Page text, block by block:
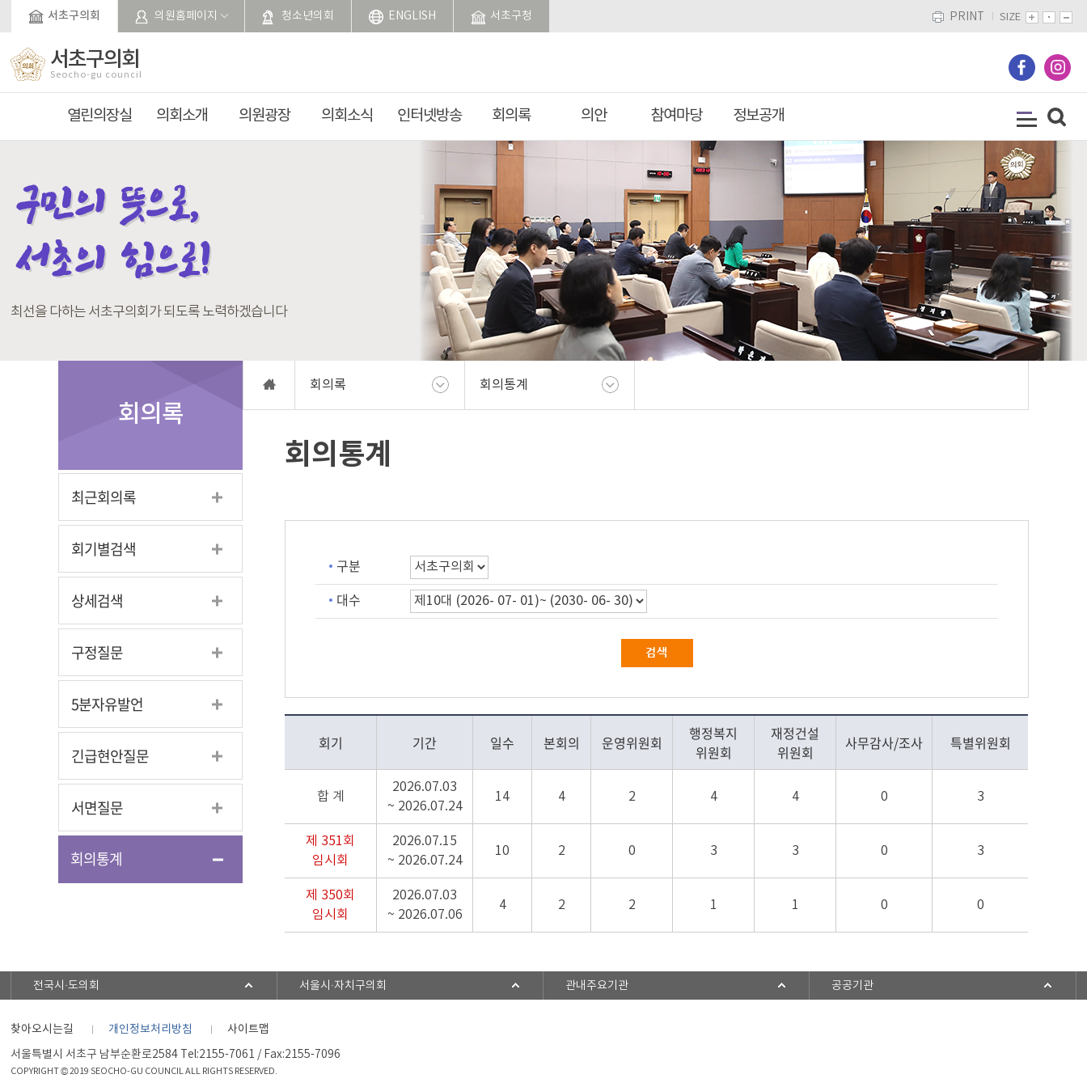
본문바로가기서초구의회 의원홈페이지 청소년의회 ENGLISH 서초구청 PRINT SIZE
서초구의회
Seocho-gu council
열린의장실 의회소개 의원광장 의회소식 인터넷방송 회의록 의안 참여마당 정보공개
최선을 다하는 서초구의회가 되도록 노력하겠습니다
회의록
최근회의록
회기별검색
상세검색
구정질문
5분자유발언
긴급현안질문
서면질문
회의통계
회의록 회의통계
회의통계
구분
대수
회기 기간 일수 본회의 운영위원회
행정복지
위원회
재정건설
위원회
사무감사/조사 특별위원회
합 계
2026.07.03
~ 2026.07.24
14 4 2 4 4 0 3
제 351회
임시회
2026.07.15
~ 2026.07.24
10 2 0 3 3 0 3
제 350회
임시회
2026.07.03
~ 2026.07.06
4 2 2 1 1 0 0
전국시·도의회 서울시·자치구의회 관내주요기관 공공기관
찾아오시는길 개인정보처리방침
사이트맵
서울특별시 서초구 남부순환로2584 Tel:2155-7061 / Fax:2155-7096
COPYRIGHT © 2019 SEOCHO-GU COUNCIL ALL RIGHTS RESERVED.